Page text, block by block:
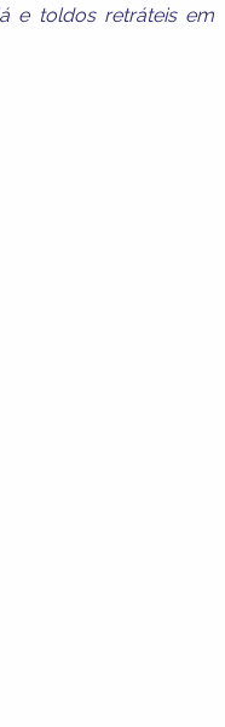
e toldos retráteis em